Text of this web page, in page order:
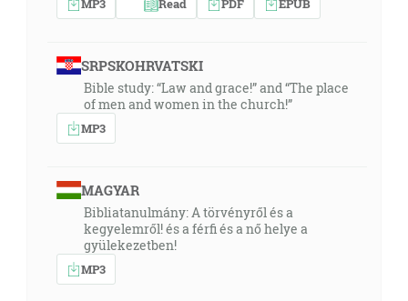
SRPSKOHRVATSKI
Bible study: “Law and grace!” and “The place
of men and women in the church!”
MP3
MAGYAR
Bibliatanulmány: A törvényről és a
kegyelemről! és a férfi és a nő helye a
gyülekezetben!
MP3